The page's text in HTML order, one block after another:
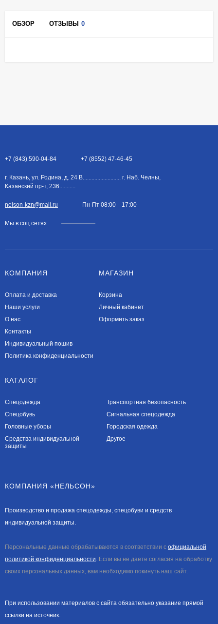
ОБЗОР ОТЗЫВЫ 0
+7 (843) 590-04-84 +7 (8552) 47-46-45
г. Казань, ул. Родина, д. 24 В.......................... г. Наб. Челны,
Казанский пр-т, 236...........
nelson-kzn@mail.ru Пн-Пт 08:00—17:00
Мы в соц.сетях
КОМПАНИЯ
Оплата и доставка
Наши услуги​
О нас
Контакты
Индивидуальный пошив
Политика конфиденциальности
МАГАЗИН
Корзина
Личный кабинет
Оформить заказ
КАТАЛОГ
Спецодежда
Спецобувь
Головные уборы
Средства индивидуальной
защиты
Транспортная безопасность
Сигнальная спецодежда
Городская одежда
Другое
КОМПАНИЯ «НЕЛЬСОН»
Производство и продажа спецодежды, спецобуви и средств
индивидуальной защиты.
Персональные данные обрабатываются в соответствии с официальной
политикой конфиденциальности. Если вы не даете согласия на обработку
своих персональных данных, вам необходимо покинуть наш сайт.
При использовании материалов с сайта обязательно указание прямой
ссылки на источник.